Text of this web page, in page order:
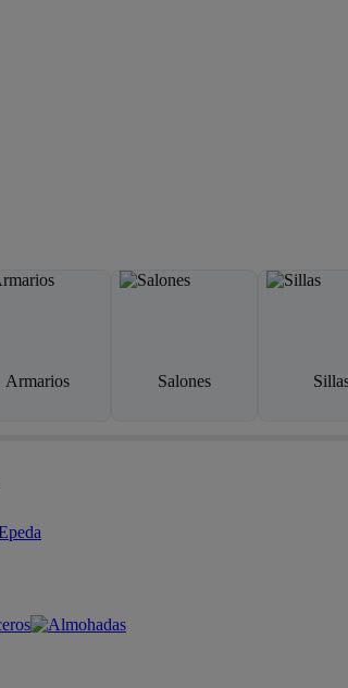
Armarios Salones